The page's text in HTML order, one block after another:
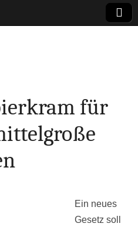
Vertrieb-
Tipps
für
Ein neues
Gesetz soll